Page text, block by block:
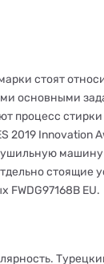
стоят
основными
процесс
2019 Innovation
стоящие
EU.